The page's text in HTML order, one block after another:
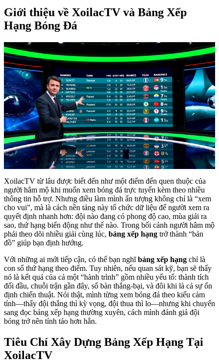
Giới thiệu về XoilacTV và Bảng Xếp
Hạng Bóng Đá
XoilacTV từ lâu được biết đến như một điểm đến quen thuộc của
người hâm mộ khi muốn xem bóng đá trực tuyến kèm theo nhiều
thông tin hỗ trợ. Nhưng điều làm mình ấn tượng không chỉ là “xem
cho vui”, mà là cách nền tảng này tổ chức dữ liệu để người xem ra
quyết định nhanh hơn: đội nào đang có phong độ cao, mùa giải ra
sao, thứ hạng biến động như thế nào. Trong bối cảnh người hâm mộ
phải theo dõi nhiều giải cùng lúc, bảng xếp hạng trở thành “bản
đồ” giúp bạn định hướng.
Với những ai mới tiếp cận, có thể bạn nghĩbảng xếp hạng chỉ là
con số thứ hạng theo điểm. Tuy nhiên, nếu quan sát kỹ, bạn sẽ thấy
nó là kết quả của cả một “hành trình” gồm nhiều yếu tố: thành tích
đối đầu, chuỗi trận gần đây, số bàn thắng-bại, và đôi khi là cả sự ổn
định chiến thuật. Nói thật, mình từng xem bóng đá theo kiểu cảm
tính—thấy đội thắng thì kỳ vọng, đội thua thì lo—nhưng khi chuyển
sang đọc bảng xếp hạng thường xuyên, cách mình đánh giá đội
bóng trở nên tỉnh táo hơn hẳn.
Tiêu Chí Xây Dựng Bảng Xếp Hạng Tại
XoilacTV